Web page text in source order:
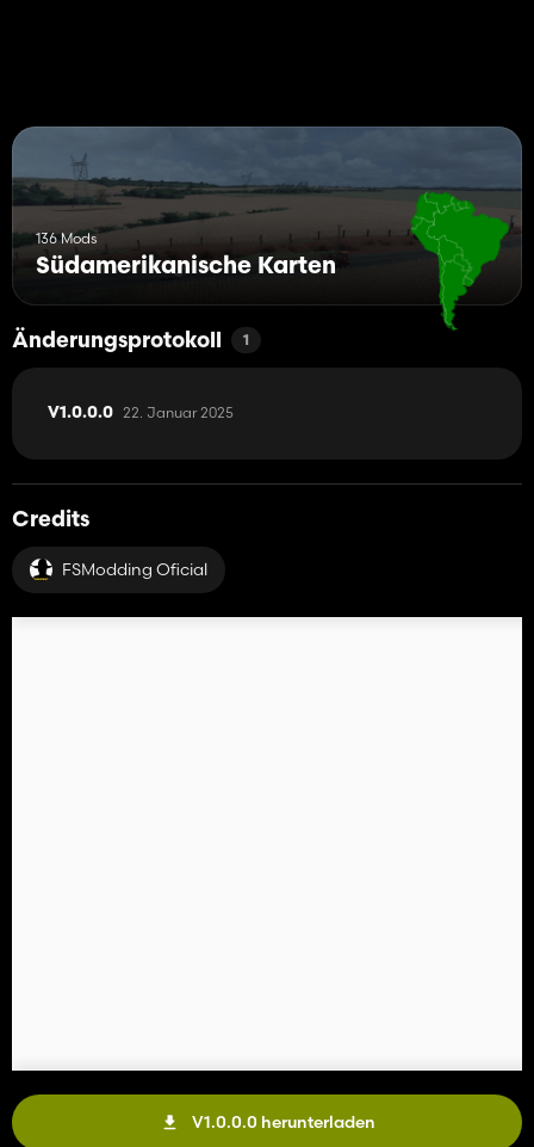
136 Mods
Südamerikanische Karten
Änderungsprotokoll 1
V1.0.0.0 22. Januar 2025
Credits
FSModding Oficial
V1.0.0.0 herunterladen